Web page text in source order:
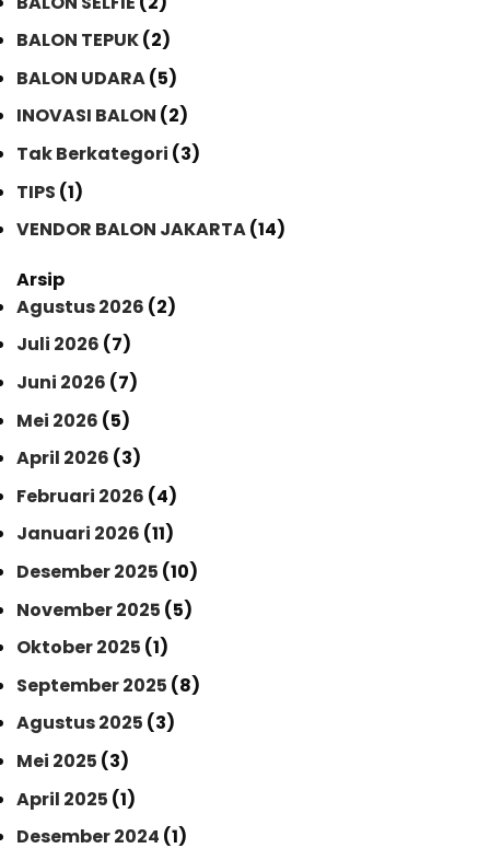
BALON TEPUK(2)
BALON UDARA(5)
INOVASI BALON (2)
Tak Berkategori (3)
TIPS (1)
VENDOR BALON JAKARTA(14)
Arsip
Agustus 2026 (2)
Juli 2026 (7)
Juni 2026 (7)
Mei 2026 (5)
April 2026 (3)
Februari 2026 (4)
Januari 2026 (11)
Desember 2025 (10)
November 2025 (5)
Oktober 2025 (1)
September 2025 (8)
Agustus 2025 (3)
Mei 2025 (3)
April 2025 (1)
Desember 2024 (1)